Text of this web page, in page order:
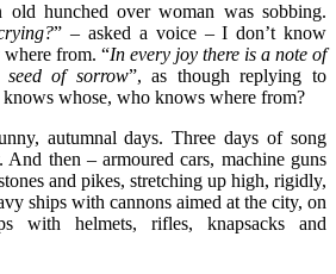
old hunched over woman was sobbing.
” – asked a voice – I don’t know
from. “In every joy there is a note of
of sorrow”, as though replying to
knows whose, who knows where from?
autumnal days. Three days of song
And then – armoured cars, machine guns
and pikes, stretching up high, rigidly,
ships with cannons aimed at the city, on
with helmets, rifles, knapsacks and